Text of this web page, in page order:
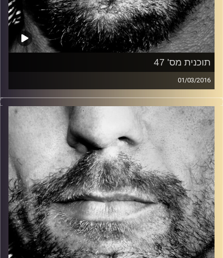
תוכנית מס' 47
01/03/2016
זיפים, מוזיקה מחוספסת של הופעות חיות. הרבה ג'אם, רוק,
בלוז, bluegrass, ג'אז, Fאנק, פרוגרסיב ואפילו אלקטרוניקה.
כל מה שחי, אמיתי ונושם.
עם שמוליק רגב.
קרדיט תמונות: David Goehring